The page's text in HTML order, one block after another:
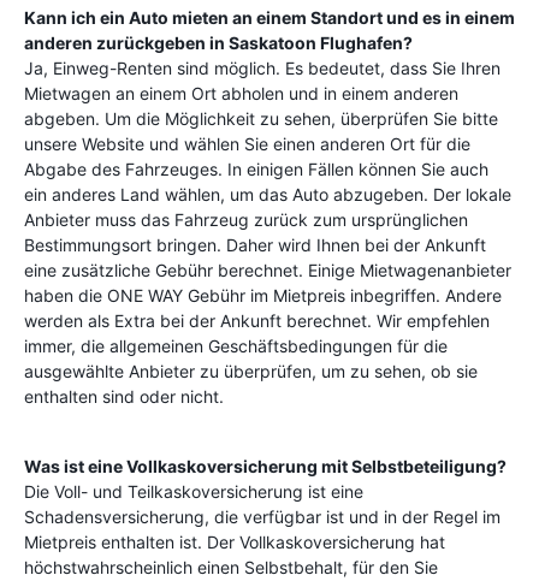
Kann ich ein Auto mieten an einem Standort und es in einem
anderen zurückgeben in Saskatoon Flughafen?
Ja, Einweg-Renten sind möglich. Es bedeutet, dass Sie Ihren
Mietwagen an einem Ort abholen und in einem anderen
abgeben. Um die Möglichkeit zu sehen, überprüfen Sie bitte
unsere Website und wählen Sie einen anderen Ort für die
Abgabe des Fahrzeuges. In einigen Fällen können Sie auch
ein anderes Land wählen, um das Auto abzugeben. Der lokale
Anbieter muss das Fahrzeug zurück zum ursprünglichen
Bestimmungsort bringen. Daher wird Ihnen bei der Ankunft
eine zusätzliche Gebühr berechnet. Einige Mietwagenanbieter
haben die ONE WAY Gebühr im Mietpreis inbegriffen. Andere
werden als Extra bei der Ankunft berechnet. Wir empfehlen
immer, die allgemeinen Geschäftsbedingungen für die
ausgewählte Anbieter zu überprüfen, um zu sehen, ob sie
enthalten sind oder nicht.
Was ist eine Vollkaskoversicherung mit Selbstbeteiligung?
Die Voll- und Teilkaskoversicherung ist eine
Schadensversicherung, die verfügbar ist und in der Regel im
Mietpreis enthalten ist. Der Vollkaskoversicherung hat
höchstwahrscheinlich einen Selbstbehalt, für den Sie